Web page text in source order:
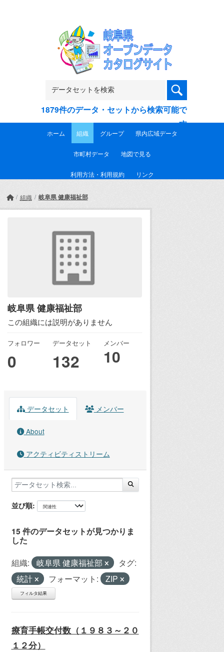
1879件のデータ・セットから検索可能で
す
ホーム 組織 グループ 県内広域データ
市町村データ 地図で見る
利用方法・利用規約 リンク
組織 岐阜県 健康福祉部
岐阜県 健康福祉部
この組織には説明がありません
フォロワー
0
データセット
132
メンバー
10
データセット メンバー
About
アクティビティストリーム
並び順
15 件のデータセットが見つかりま
した
組織: 岐阜県 健康福祉部
タグ:
統計
フォーマット: ZIP
フィルタ結果
療育手帳交付数（１９８３～２０
１２分）